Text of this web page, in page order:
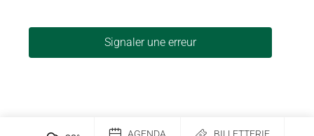
Signaler une erreur